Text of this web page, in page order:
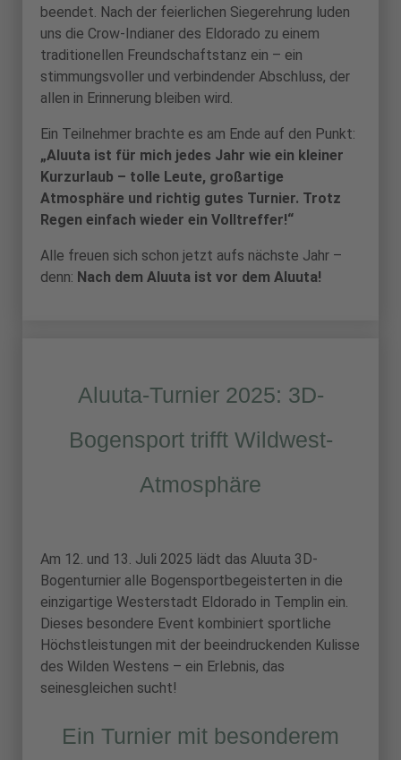
beendet. Nach der feierlichen Siegerehrung luden
uns die Crow-Indianer des Eldorado zu einem
traditionellen Freundschaftstanz ein – ein
stimmungsvoller und verbindender Abschluss, der
allen in Erinnerung bleiben wird.
Ein Teilnehmer brachte es am Ende auf den Punkt:
„Aluuta ist für mich jedes Jahr wie ein kleiner
Kurzurlaub – tolle Leute, großartige
Atmosphäre und richtig gutes Turnier. Trotz
Regen einfach wieder ein Volltreffer!“
Alle freuen sich schon jetzt aufs nächste Jahr –
denn: Nach dem Aluuta ist vor dem Aluuta!
Aluuta-Turnier 2025: 3D-
Bogensport trifft Wildwest-
Atmosphäre
Am 12. und 13. Juli 2025 lädt das Aluuta 3D-
Bogenturnier alle Bogensportbegeisterten in die
einzigartige Westerstadt Eldorado in Templin ein.
Dieses besondere Event kombiniert sportliche
Höchstleistungen mit der beeindruckenden Kulisse
des Wilden Westens – ein Erlebnis, das
seinesgleichen sucht!
Ein Turnier mit besonderem